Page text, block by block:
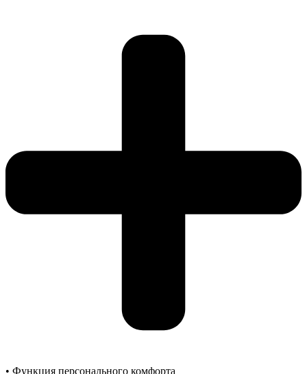
• Функция персонального комфорта